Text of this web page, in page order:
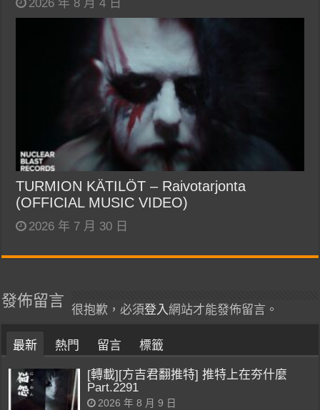
2026 年 8 月 4 日
TURMION KÄTILÖT – Raivotarjonta
(OFFICIAL MUSIC VIDEO)
2026 年 7 月 30 日
發佈留言
很抱歉，必須登入網站才能發佈留言。
最新 熱門 留言 標籤
[轉載][方吉君翻推特] 推特上在夯什麼
Part.2291
2026 年 8 月 9 日